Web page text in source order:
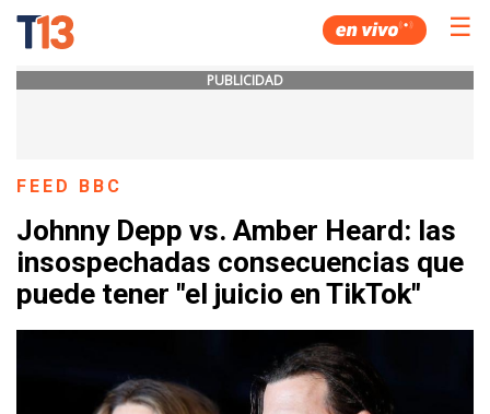
☰
PUBLICIDAD
FEED BBC
Johnny Depp vs. Amber Heard: las
insospechadas consecuencias que
puede tener "el juicio en TikTok"